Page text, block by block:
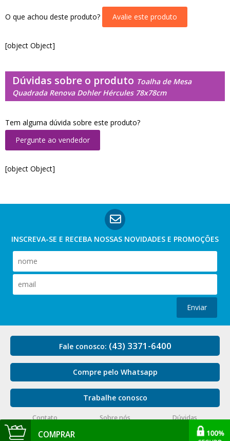
COMPRAR
O que achou deste produto? Avalie este produto
[object Object]
Dúvidas sobre o produto Toalha de Mesa
Quadrada Renova Dohler Hércules 78x78cm
Tem alguma dúvida sobre este produto?
Pergunte ao vendedor
[object Object]
INSCREVA-SE E RECEBA NOSSAS NOVIDADES E PROMOÇÕES
Enviar
Fale conosco: (43) 3371-6400
Compre pelo Whatsapp
Trabalhe conosco
Contato Sobre nós Dúvidas